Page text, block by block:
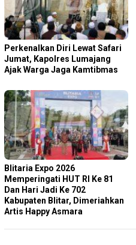
Perkenalkan Diri Lewat Safari
Jumat, Kapolres Lumajang
Ajak Warga Jaga Kamtibmas
Blitaria Expo 2026
Memperingati HUT RI Ke 81
Dan Hari Jadi Ke 702
Kabupaten Blitar, Dimeriahkan
Artis Happy Asmara